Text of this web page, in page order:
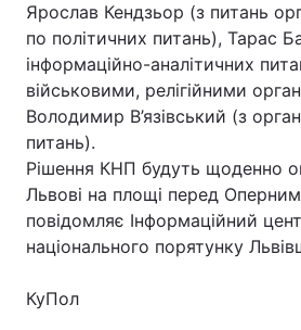
Ярослав Кендзьор (з питань
по політичних питань), Тарас
інформаційно-аналітичних
військовими, релігійними
Володимир В’язівський (з
питань).
Рішення КНП будуть щоденно
Львові на площі перед
повідомляє Інформаційний
національного порятунку
КуПол